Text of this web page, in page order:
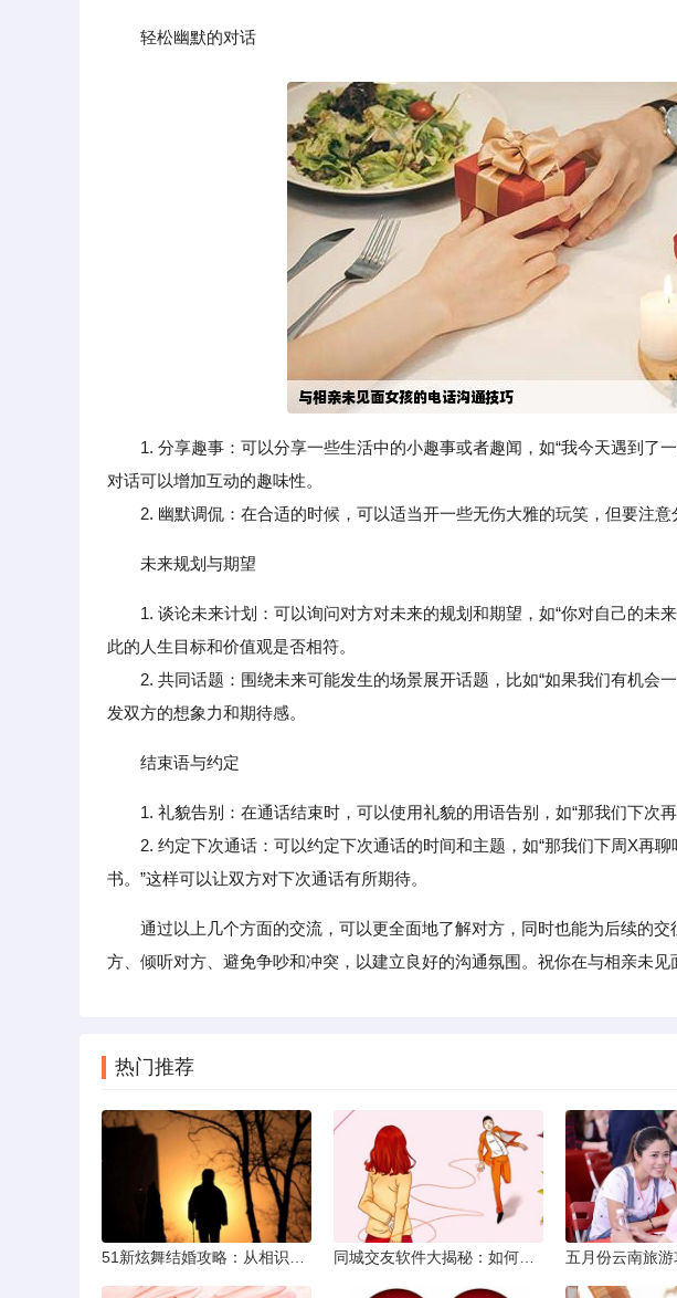
轻松幽默的对话
1. 分享趣事：可以分享一些生活中的小趣事或者趣闻，如“我今天遇到了
对话可以增加互动的趣味性。
2. 幽默调侃：在合适的时候，可以适当开一些无伤大雅的玩笑，但要注意
未来规划与期望
1. 谈论未来计划：可以询问对方对未来的规划和期望，如“你对自己的未
此的人生目标和价值观是否相符。
2. 共同话题：围绕未来可能发生的场景展开话题，比如“如果我们有机会
发双方的想象力和期待感。
结束语与约定
1. 礼貌告别：在通话结束时，可以使用礼貌的用语告别，如“那我们下次
2. 约定下次通话：可以约定下次通话的时间和主题，如“那我们下周X再聊
书。”这样可以让双方对下次通话有所期待。
通过以上几个方面的交流，可以更全面地了解对方，同时也能为后续的
方、倾听对方、避免争吵和冲突，以建立良好的沟通氛围。祝你在与相亲未见
热门推荐